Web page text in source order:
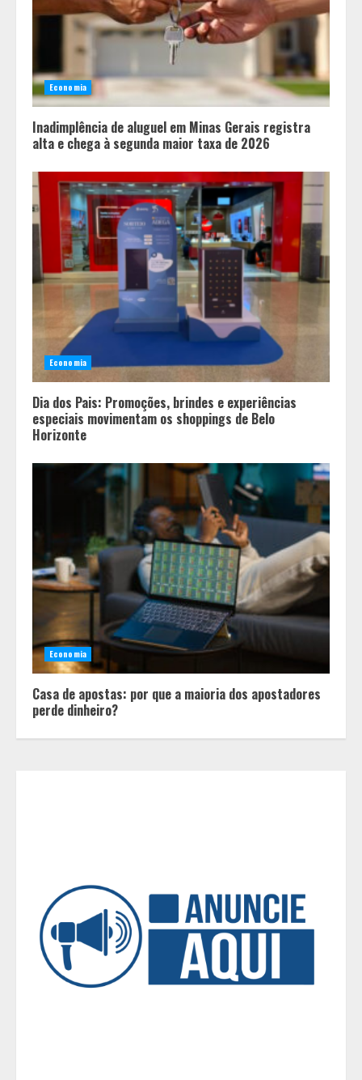
Economia
Inadimplência de aluguel em Minas Gerais registra
alta e chega à segunda maior taxa de 2026
Economia
Dia dos Pais: Promoções, brindes e experiências
especiais movimentam os shoppings de Belo
Horizonte
Economia
Casa de apostas: por que a maioria dos apostadores
perde dinheiro?
2
Minas+Doce- Feira e Festival da
Doçaria e Confeitaria Mineira
de Dublin sob vigilância
5
Mariano Procópio celebram um ano
da coluna “D. Pedro II – 200 anos”
com texto de Paulo Rezzutti
Chegada da seca impulsiona ritmo